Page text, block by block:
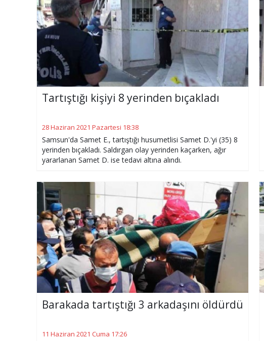
Tartıştığı kişiyi 8 yerinden bıçakladı
28 Haziran 2021 Pazartesi 18:38
Samsun'da Samet E., tartıştığı husumetlisi Samet D.'yi (35) 8
yerinden bıçakladı. Saldırgan olay yerinden kaçarken, ağır
yararlanan Samet D. ise tedavi altına alındı.
Barakada tartıştığı 3 arkadaşını öldürdü
11 Haziran 2021 Cuma 17:26